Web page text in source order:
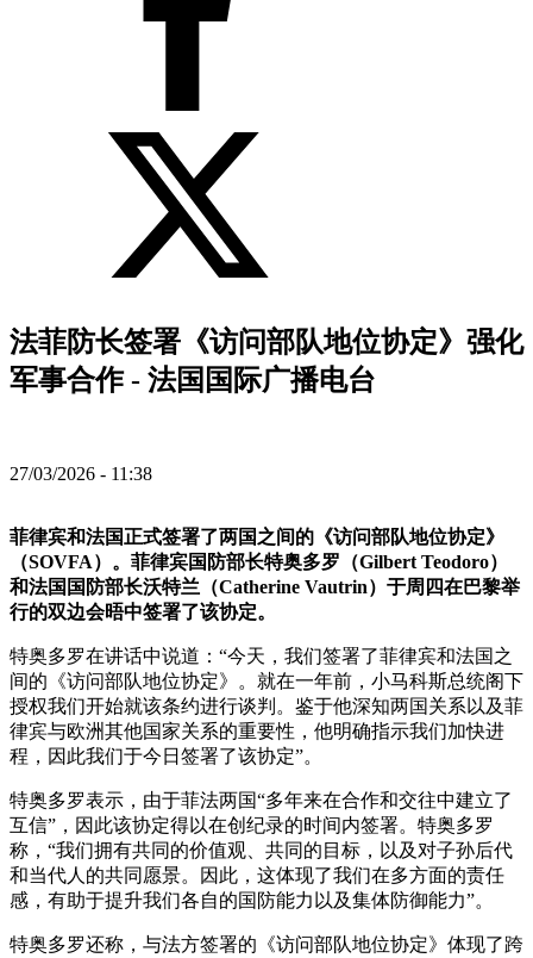
法菲防长签署《访问部队地位协定》强化
军事合作 - 法国国际广播电台
27/03/2026 - 11:38
菲律宾和法国正式签署了两国之间的《访问部队地位协定》
（SOVFA）。菲律宾国防部长特奥多罗（Gilbert Teodoro）
和法国国防部长沃特兰（Catherine Vautrin）于周四在巴黎举
行的双边会晤中签署了该协定。
特奥多罗在讲话中说道：“今天，我们签署了菲律宾和法国之
间的《访问部队地位协定》。就在一年前，小马科斯总统阁下
授权我们开始就该条约进行谈判。鉴于他深知两国关系以及菲
律宾与欧洲其他国家关系的重要性，他明确指示我们加快进
程，因此我们于今日签署了该协定”。
特奥多罗表示，由于菲法两国“多年来在合作和交往中建立了
互信”，因此该协定得以在创纪录的时间内签署。特奥多罗
称，“我们拥有共同的价值观、共同的目标，以及对子孙后代
和当代人的共同愿景。因此，这体现了我们在多方面的责任
感，有助于提升我们各自的国防能力以及集体防御能力”。
特奥多罗还称，与法方签署的《访问部队地位协定》体现了跨